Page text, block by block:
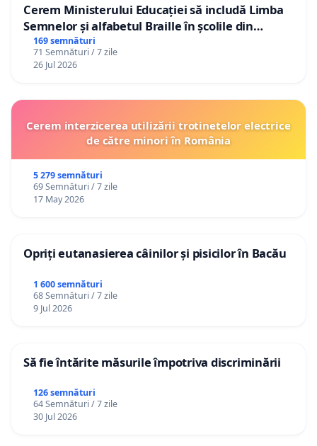
Cerem Ministerului Educației să includă Limba
Semnelor și alfabetul Braille în școlile din
Republica Moldova!
169 semnături
71 Semnături / 7 zile
26 Jul 2026
Cerem interzicerea utilizării trotinetelor electrice
de către minori în România
5 279 semnături
69 Semnături / 7 zile
17 May 2026
Opriți eutanasierea câinilor și pisicilor în Bacău
1 600 semnături
68 Semnături / 7 zile
9 Jul 2026
Să fie întărite măsurile împotriva discriminării
126 semnături
64 Semnături / 7 zile
30 Jul 2026